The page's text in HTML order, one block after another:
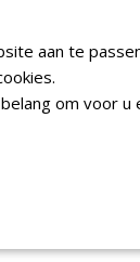
van
meter groen
is, maar dat
worden.
te
626
aan te
om voor